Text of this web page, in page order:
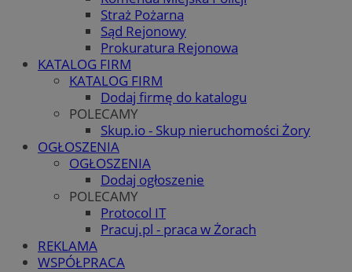
Straż Pożarna
Sąd Rejonowy
Prokuratura Rejonowa
KATALOG FIRM
KATALOG FIRM
Dodaj firmę do katalogu
POLECAMY
Skup.io - Skup nieruchomości Żory
OGŁOSZENIA
OGŁOSZENIA
Dodaj ogłoszenie
POLECAMY
Protocol IT
Pracuj.pl - praca w Żorach
REKLAMA
WSPÓŁPRACA